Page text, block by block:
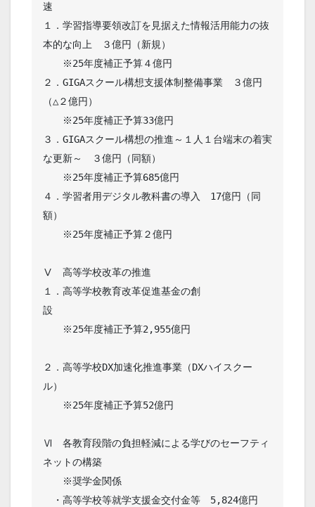
速
１．学習指導要領改訂を見据えた情報活用能力の抜
本的な向上　３億円（新規）
※25年度補正予算４億円
２．GIGAスクール構想支援体制整備事業　３億円
（△２億円）
※25年度補正予算33億円
３．GIGAスクール構想の推進～１人１台端末の着実
な更新～　３億円（同額）
※25年度補正予算685億円
４．学習者用デジタル教科書の導入　17億円（同
額）
※25年度補正予算２億円
Ⅴ　高等学校改革の推進
１．高等学校教育改革促進基金の創
設
※25年度補正予算2,955億円
２．高等学校DX加速化推進事業（DXハイスクー
ル）
※25年度補正予算52億円
Ⅵ　各教育段階の負担軽減による学びのセーフティ
ネットの構築
※奨学金関係
・高等学校等就学支援金交付金等　5,824億円